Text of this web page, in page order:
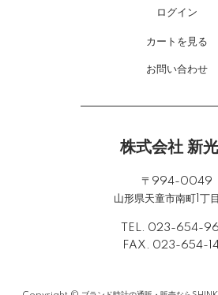
ログイン
カートを見る
お問い合わせ
株式会社 新
〒994-0049
山形県天童市南町1丁
TEL. 023-654-
FAX. 023-654-